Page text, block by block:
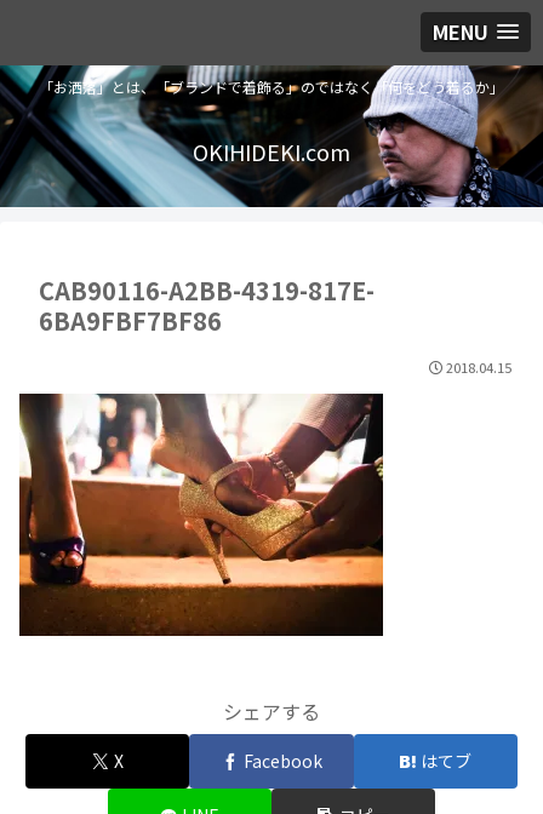
MENU
「お洒落」とは、「ブランドで着飾る」のではなく「何をどう着るか」
OKIHIDEKI.com
CAB90116-A2BB-4319-817E-
6BA9FBF7BF86
2018.04.15
シェアする
X Facebook はてブ